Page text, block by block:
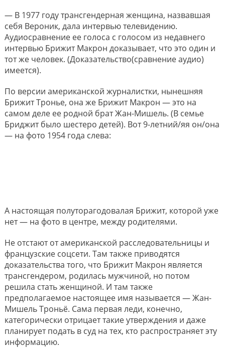
— В 1977 году трансгендерная женщина, назвавшая
себя Вероник, дала интервью телевидению.
Аудиосравнение ее голоса с голосом из недавнего
интервью Брижит Макрон доказывает, что это один и
тот же человек. (Доказательство(сравнение аудио)
имеется).
По версии американской журналистки, нынешняя
Брижит Тронье, она же Брижит Макрон — это на
самом деле ее родной брат Жан-Мишель. (В семье
Бриджит было шестеро детей). Вот 9-летний/яя он/она
— на фото 1954 года слева:
А настоящая полуторагодовалая Брижит, которой уже
нет — на фото в центре, между родителями.
Не отстают от американской расследовательницы и
французские соцсети. Там также приводятся
доказательства того, что Брижит Макрон является
трансгендером, родилась мужчиной, но потом
решила стать женщиной. И там также
предполагаемое настоящее имя называется — Жан-
Мишель Троньё. Сама первая леди, конечно,
категорически отрицает такие утверждения и даже
планирует подать в суд на тех, кто распространяет эту
информацию.